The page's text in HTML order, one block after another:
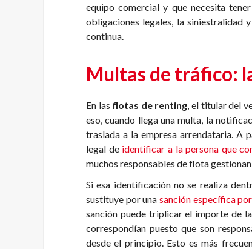
equipo comercial y que necesita
obligaciones legales, la siniestralidad
continua.
Multas de tráfico:
En las flotas de renting, el titular del
eso, cuando llega una multa, la
traslada a la empresa arrendataria. A
legal de identificar a la persona que
muchos responsables de flota
Si esa identificación no se realiza
sustituye por unasanción específica
sanción puede triplicar el importe de
correspondían puesto que son
desde el principio. Esto es más